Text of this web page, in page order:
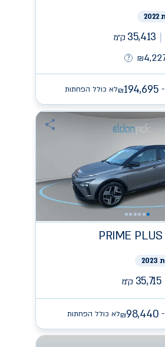
35,413 ק״מ
₪
₪194,695 לא כולל הפחתות
35,715 ק״מ
₪98,440 לא כולל הפחתות